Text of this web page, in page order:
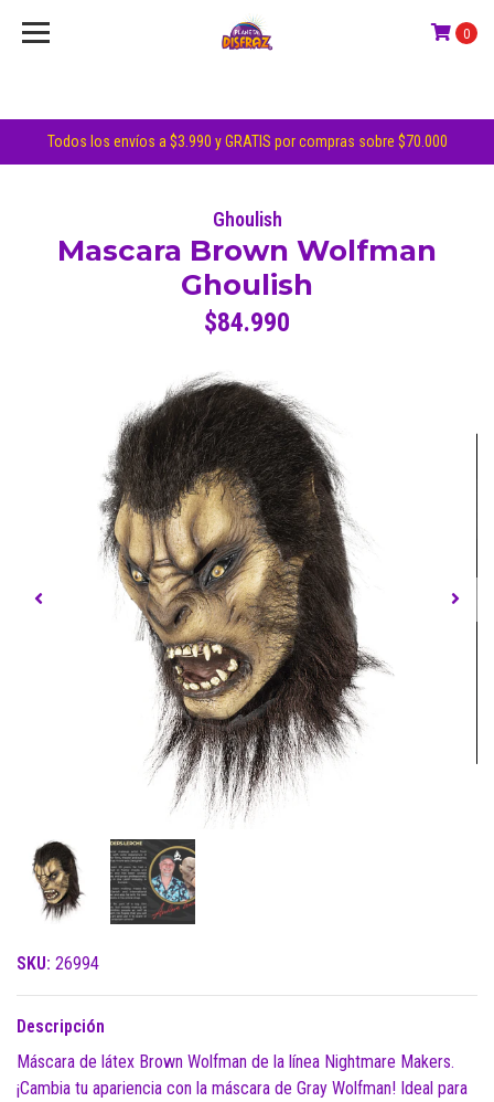
Todos los envíos a $3.990 y GRATIS por compras sobre $70.000
0
Ghoulish
Mascara Brown Wolfman
Ghoulish
$84.990
SKU: 26994
Descripción
Máscara de látex Brown Wolfman de la línea Nightmare Makers.
¡Cambia tu apariencia con la máscara de Gray Wolfman! Ideal para